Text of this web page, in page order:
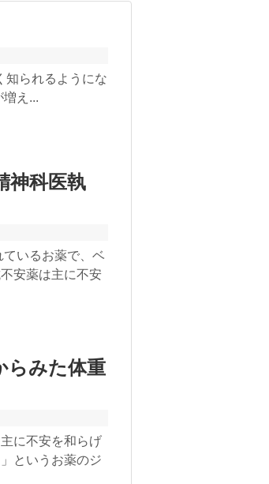
知られるようにな
え...
神科医執
いるお薬で、ベ
安薬は主に不安
らみた体重
に不安を和らげ
というお薬のジ